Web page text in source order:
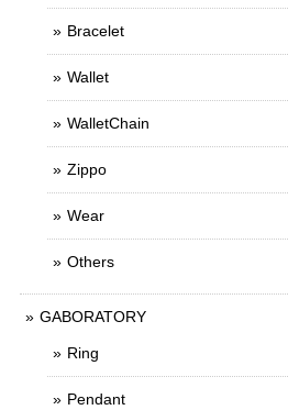
Bracelet
Wallet
WalletChain
Zippo
Wear
Others
GABORATORY
Ring
Pendant